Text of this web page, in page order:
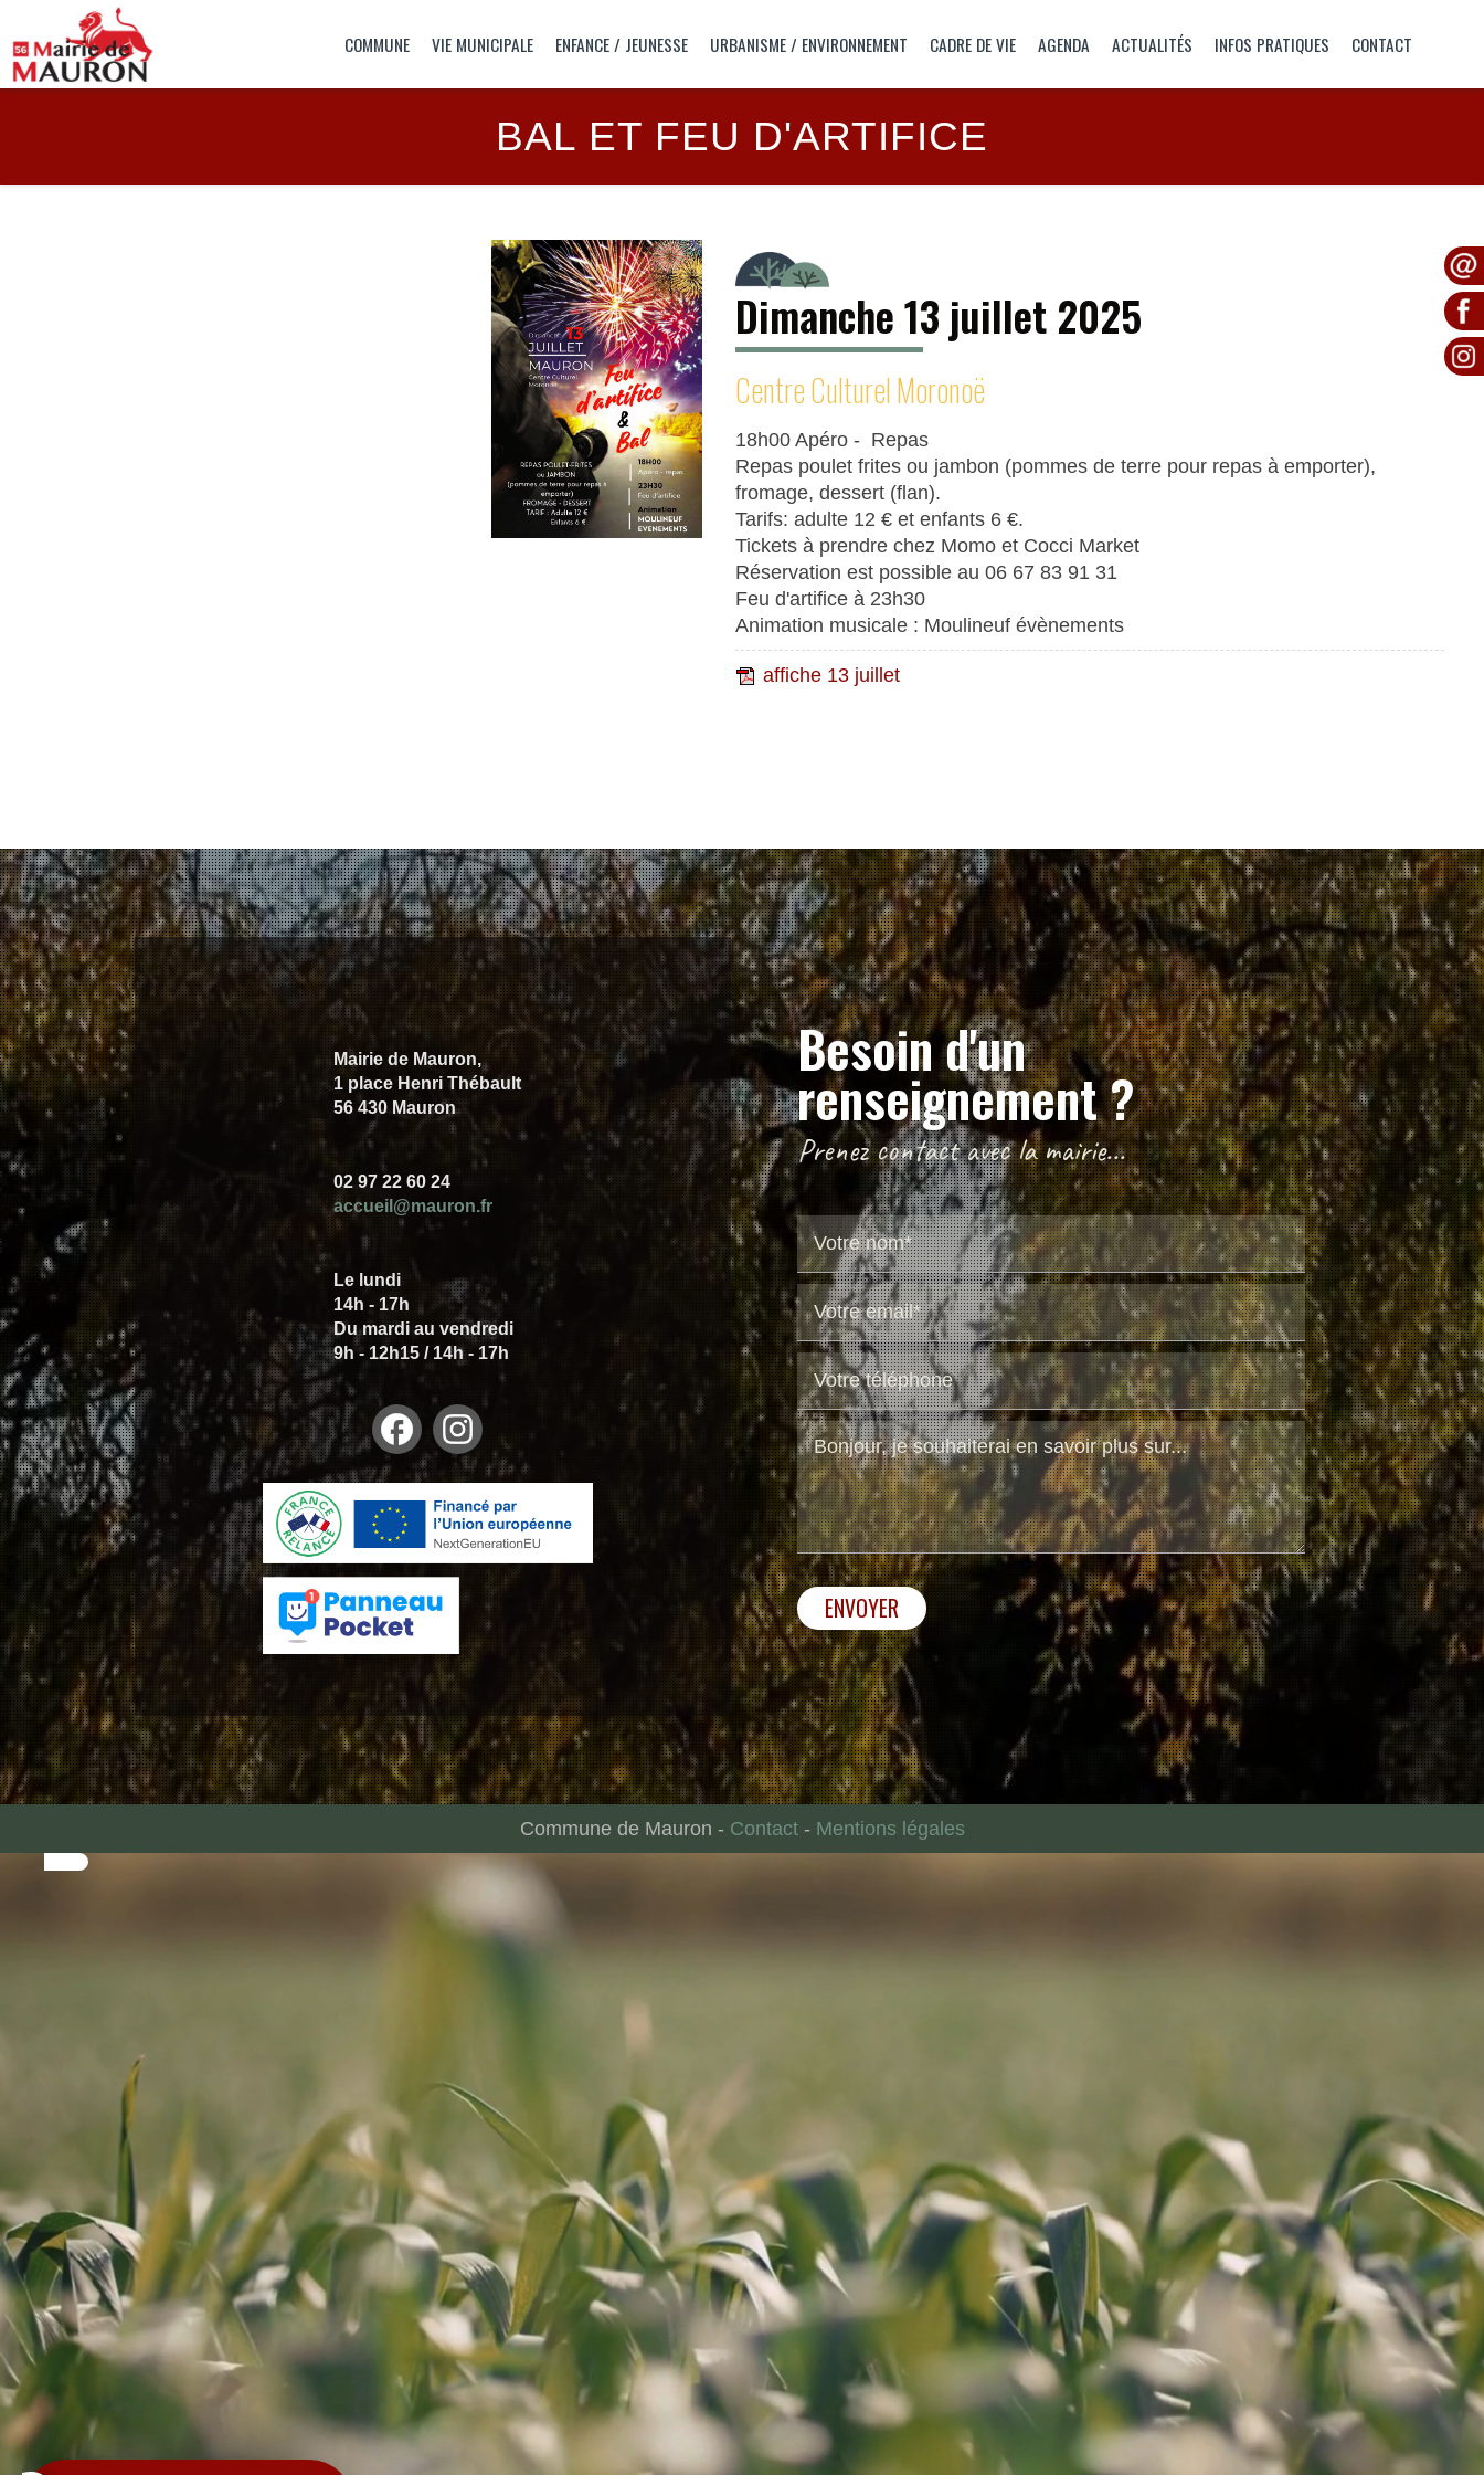
COMMUNE VIE MUNICIPALE ENFANCE / JEUNESSE URBANISME / ENVIRONNEMENT CADRE DE VIE AGENDA ACTUALITÉS INFOS PRATIQUES CONTACT
BAL ET FEU D'ARTIFICE
Dimanche 13 juillet 2025
Centre Culturel Moronoë
18h00 Apéro - Repas
Repas poulet frites ou jambon (pommes de terre pour repas à emporter),
fromage, dessert (flan).
Tarifs: adulte 12 € et enfants 6 €.
Tickets à prendre chez Momo et Cocci Market
Réservation est possible au 06 67 83 91 31
Feu d'artifice à 23h30
Animation musicale : Moulineuf évènements
affiche 13 juillet
Mairie de Mauron,
1 place Henri Thébault
56 430 Mauron
02 97 22 60 24
accueil@mauron.fr
Le lundi
14h - 17h
Du mardi au vendredi
9h - 12h15 / 14h - 17h
Besoin d'un
renseignement ?
Prenez contact avec la mairie...
ENVOYER
Commune de Mauron - Contact - Mentions légales